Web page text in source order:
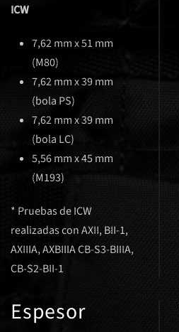
ICW
7,62 mm x 51 mm
(M80)
7,62 mm x 39 mm
(bola PS)
7,62 mm x 39 mm
(bola LC)
5,56 mm x 45 mm
(M193)
* Pruebas de ICW
realizadas con AXII, BII-1,
AXIIIA, AXBIIIA CB-S3-BIIIA,
CB-S2-BII-1
Espesor